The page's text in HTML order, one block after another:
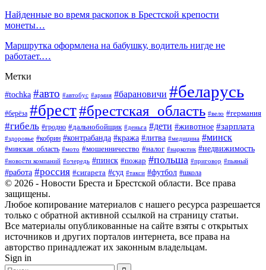
Найденные во время раскопок в Брестской крепости
монеты…
Маршрутка оформлена на бабушку, водитель нигде не
работает.…
Метки
#tochka #авто #автобус #армия #барановичи #беларусь
#берёза #брест#брестская_область #вело #германия
#гибель #гродно #дальнобойщик #деньга #дети #животное #зарплата
#здоровье #кобрин #контрабанда #кража #литва #медицина #минск
#минская_область #мото #мошенничество #налог #наркотик #недвижимость
#новости компаний #очередь #пинск #пожар #польша #приговор #пьяный
#работа #россия #сигарета #суд #такси #футбол #школа
© 2026 - Новости Бреста и Брестской области. Все права
защищены.
Любое копирование материалов с нашего ресурса разрешается
только с обратной активной ссылкой на страницу статьи.
Все материалы опубликованные на сайте взяты с открытых
источников и других порталов интернета, все права на
авторство принадлежат их законным владельцам.
Sign in